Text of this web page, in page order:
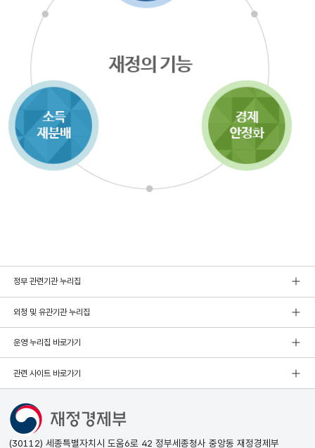
정부 관련기관 누리집
외청 및 유관기관 누리집
운영 누리집 바로가기
관련 사이트 바로가기
(30112) 세종특별자치시 도움6로 42 정부세종청사 중앙동 재정경제부